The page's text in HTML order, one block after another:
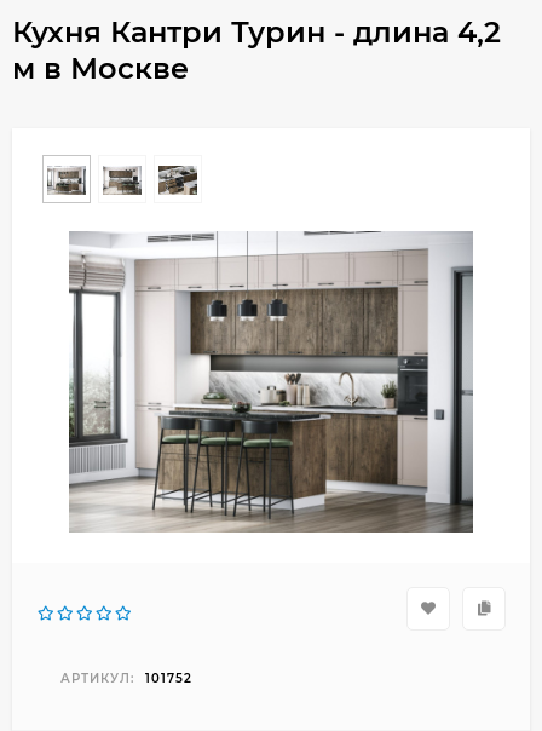
Кухня Кантри Турин - длина 4,2
м в Москве
АРТИКУЛ: 101752